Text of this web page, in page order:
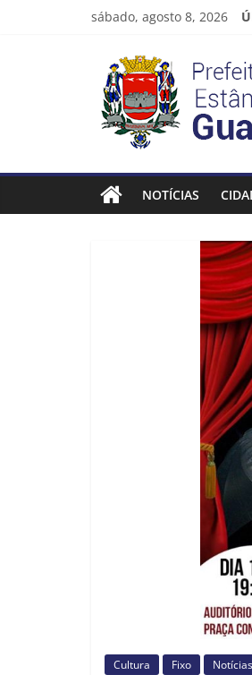
sábado, agosto 8, 2026
Estância
Turística
NOTÍCIAS
Cultura Fixo Notícias